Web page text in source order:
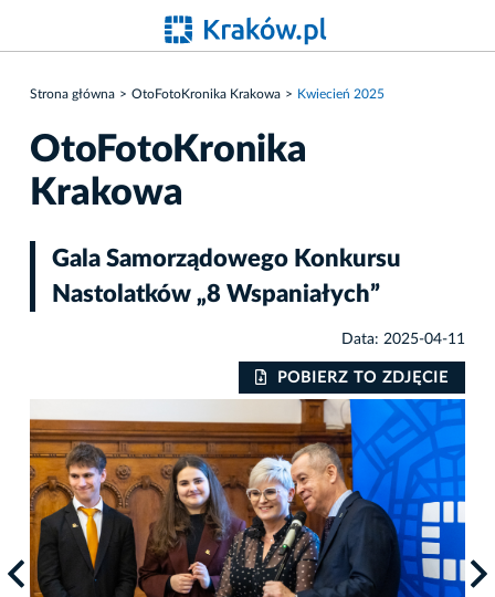
Strona główna OtoFotoKronika Krakowa Kwiecień 2025
OtoFotoKronika
Krakowa
Gala Samorządowego Konkursu
Nastolatków „8 Wspaniałych”
Data: 2025-04-11
POBIERZ TO ZDJĘCIE